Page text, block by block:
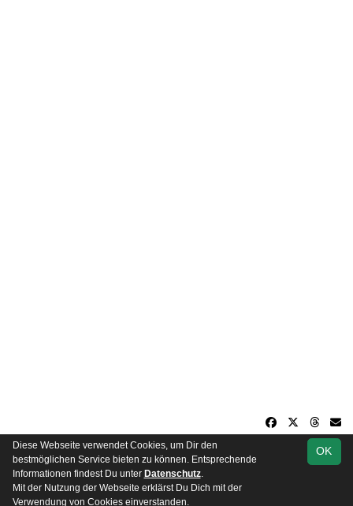
soccero.de
© 2006 - 2026
Besucherstatistik Impressum Datenschutz
OK
Diese Webseite verwendet Cookies, um Dir den
bestmöglichen Service bieten zu können. Entsprechende
Informationen findest Du unter Datenschutz.
Mit der Nutzung der Webseite erklärst Du Dich mit der
Verwendung von Cookies einverstanden.